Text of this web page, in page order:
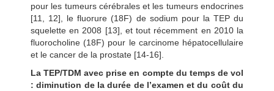
pour les tumeurs cérébrales et les tumeurs endocrines
[11, 12], le fluorure (18F) de sodium pour la TEP du
squelette en 2008 [13], et tout récemment en 2010 la
fluorocholine (18F) pour le carcinome hépatocellulaire
et le cancer de la prostate [14-16].
La TEP/TDM avec prise en compte du temps de vol
: diminution de la durée de l’examen et du coût du